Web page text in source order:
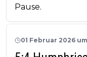
Pause.
01 Februar 2026